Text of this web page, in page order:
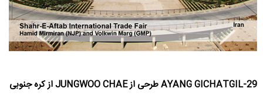
29-AYANG GICHATGIL طرحی از JUNGWOO CHAE از کره جنوبی